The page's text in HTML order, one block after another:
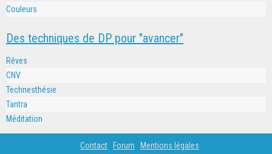
Couleurs
Des techniques de DP pour "avancer"
Rêves
CNV
Technesthésie
Tantra
Méditation
Contact Forum Mentions légales